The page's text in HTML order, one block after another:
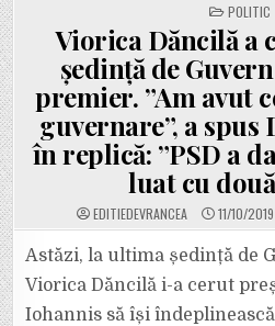
POSTED
IN
POLITIC
Viorica Dăncilă a
ședință de
premier. ”Am avut
guvernare”, a spus
în replică: ”PSD a
luat cu
EDITIEDEVRANCEA 11/10/2019
Astăzi, la ultima ședință de
Viorica Dăncilă i-a cerut
Iohannis să își